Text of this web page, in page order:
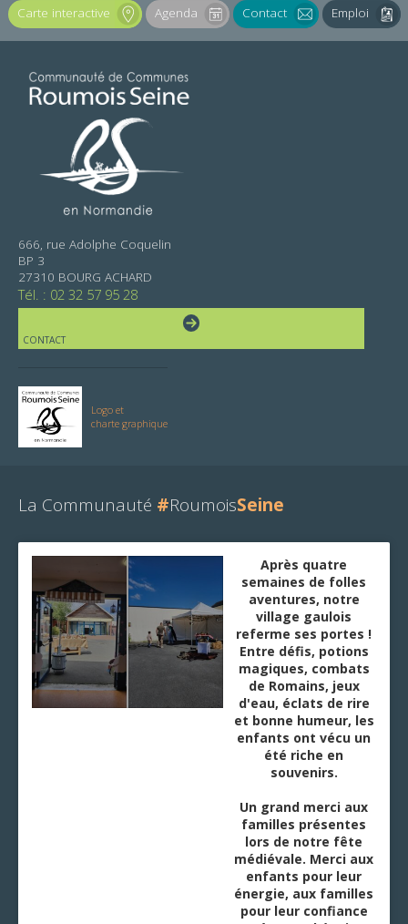
Carte interactive Agenda Contact Emploi
666, rue Adolphe Coquelin
BP 3
27310 BOURG ACHARD
Tél. : 02 32 57 95 28
CONTACT
Logo et
charte graphique
La Communauté #RoumoisSeine
Après quatre
semaines de folles
aventures, notre
village gaulois
referme ses portes !
Entre défis, potions
magiques, combats
de Romains, jeux
d'eau, éclats de rire
et bonne humeur, les
enfants ont vécu un
été riche en
souvenirs.
Un grand merci aux
familles présentes
lors de notre fête
médiévale. Merci aux
enfants pour leur
énergie, aux familles
pour leur confiance